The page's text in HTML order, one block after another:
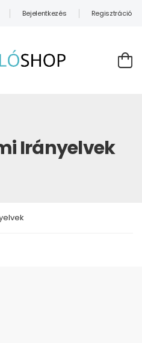
Bejelentkezés Regisztráció
Irányelvek